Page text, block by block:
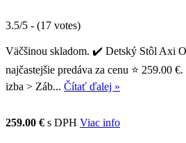
3.5/5 - (17 votes)
Väčšinou skladom. ✔️ Detský Stôl Axi
najčastejšie predáva za cenu ⭐ 259.00
izba > Záb... Čítať ďalej »
259.00 € s DPH Viac info